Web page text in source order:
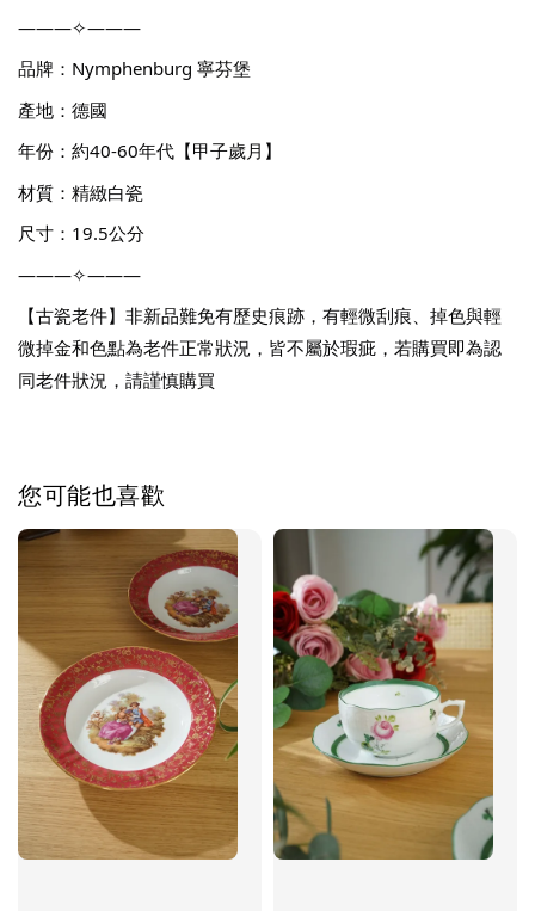
———✧———
品牌：Nymphenburg 寧芬堡
產地：德國
年份：約40-60年代【甲子歲月】
材質：精緻白瓷
尺寸：19.5公分
———✧———
【古瓷老件】非新品難免有歷史痕跡，有輕微刮痕、掉色與輕
微掉金和色點為老件正常狀況，皆不屬於瑕疵，若購買即為認
同老件狀況，請謹慎購買
您可能也喜歡